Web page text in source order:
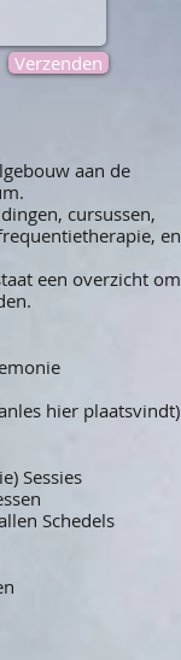
Verzenden
aan de
cursussen,
en
een overzicht om
hier plaatsvindt)
Sessies
Schedels